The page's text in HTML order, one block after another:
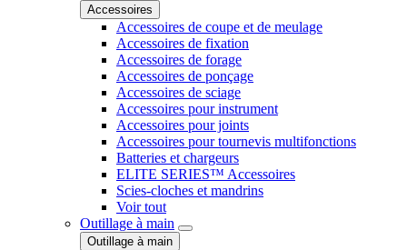
Accessoires
Accessoires de coupe et de meulage
Accessoires de fixation
Accessoires de forage
Accessoires de ponçage
Accessoires de sciage
Accessoires pour instrument
Accessoires pour joints
Accessoires pour tournevis multifonctions
Batteries et chargeurs
ELITE SERIES™ Accessoires
Scies-cloches et mandrins
Voir tout
Outillage à main
Outillage à main